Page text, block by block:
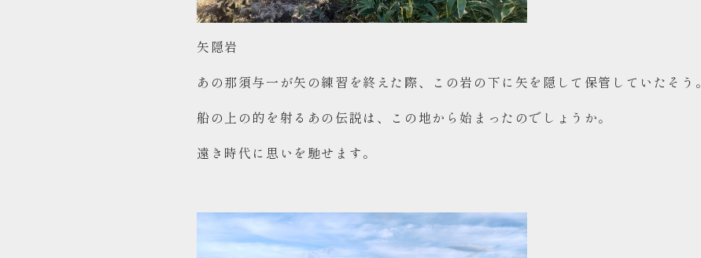
矢隠岩
あの那須与一が矢の練習を終えた際、この岩の下に矢を隠して保管していたそう。
船の上の的を射るあの伝説は、この地から始まったのでしょうか。
遠き時代に思いを馳せます。